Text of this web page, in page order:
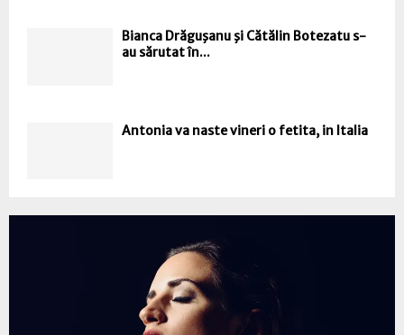
Bianca Drăguşanu şi Cătălin Botezatu s-
au sărutat în...
Antonia va naste vineri o fetita, in Italia